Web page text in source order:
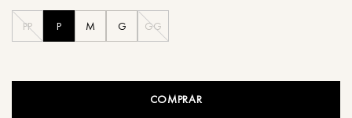
PP P M G GG
COMPRAR